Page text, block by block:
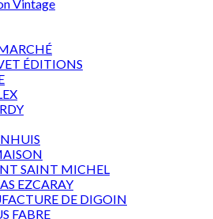
Vintage
ÉDITIONS
SAINT MICHEL
EZCARAY
DE DIGOIN
FABRE